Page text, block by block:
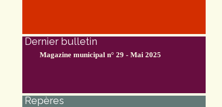
Dernier bulletin
Magazine municipal n° 29 - Mai 2025
Repères